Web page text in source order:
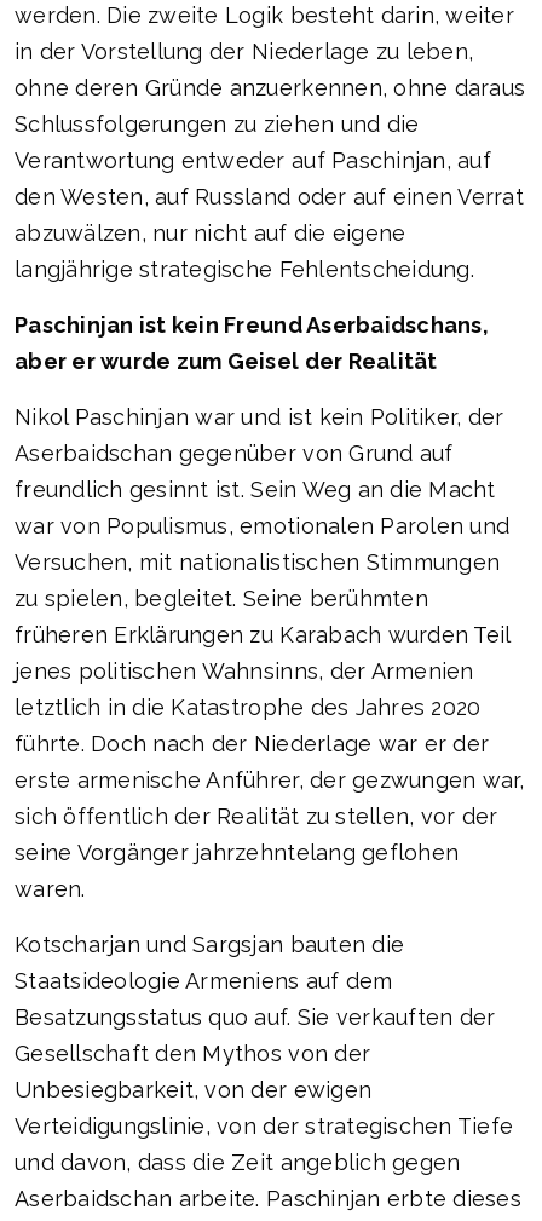
werden. Die zweite Logik besteht darin, weiter
in der Vorstellung der Niederlage zu leben,
ohne deren Gründe anzuerkennen, ohne daraus
Schlussfolgerungen zu ziehen und die
Verantwortung entweder auf Paschinjan, auf
den Westen, auf Russland oder auf einen Verrat
abzuwälzen, nur nicht auf die eigene
langjährige strategische Fehlentscheidung.
Paschinjan ist kein Freund Aserbaidschans,
aber er wurde zum Geisel der Realität
Nikol Paschinjan war und ist kein Politiker, der
Aserbaidschan gegenüber von Grund auf
freundlich gesinnt ist. Sein Weg an die Macht
war von Populismus, emotionalen Parolen und
Versuchen, mit nationalistischen Stimmungen
zu spielen, begleitet. Seine berühmten
früheren Erklärungen zu Karabach wurden Teil
jenes politischen Wahnsinns, der Armenien
letztlich in die Katastrophe des Jahres 2020
führte. Doch nach der Niederlage war er der
erste armenische Anführer, der gezwungen war,
sich öffentlich der Realität zu stellen, vor der
seine Vorgänger jahrzehntelang geflohen
waren.
Kotscharjan und Sargsjan bauten die
Staatsideologie Armeniens auf dem
Besatzungsstatus quo auf. Sie verkauften der
Gesellschaft den Mythos von der
Unbesiegbarkeit, von der ewigen
Verteidigungslinie, von der strategischen Tiefe
und davon, dass die Zeit angeblich gegen
Aserbaidschan arbeite. Paschinjan erbte dieses